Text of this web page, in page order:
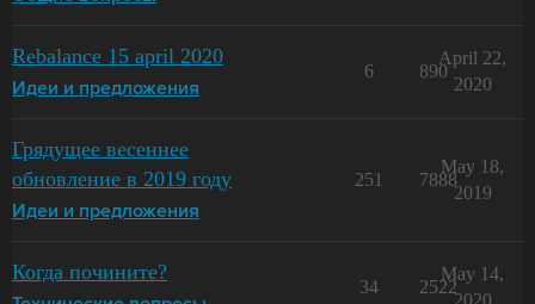
Rebalance 15 april 2020
Идеи и предложения
6 890
April 22,
2020
Грядущее весеннее
обновление в 2019 году
Идеи и предложения
251 7888
May 18,
2019
Когда почините?
34 2522
May 14,
2020